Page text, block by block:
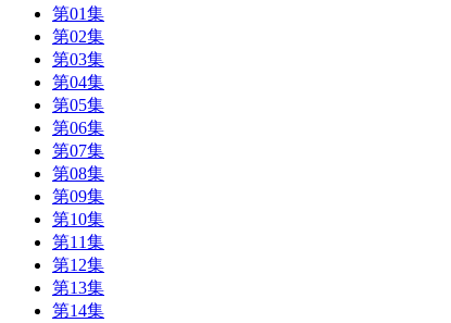
第01集
第02集
第03集
第04集
第05集
第06集
第07集
第08集
第09集
第10集
第11集
第12集
第13集
第14集